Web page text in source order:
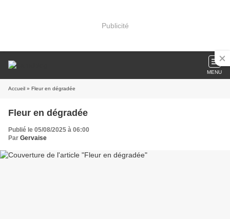
Publicité
MENU
Accueil » Fleur en dégradée
Fleur en dégradée
Publié le 05/08/2025 à 06:00
Par Gervaise